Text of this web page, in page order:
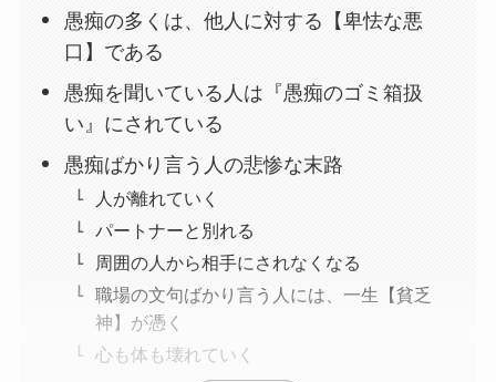
愚痴の多くは、他人に対する【卑怯な悪
口】である
愚痴を聞いている人は『愚痴のゴミ箱扱
い』にされている
愚痴ばかり言う人の悲惨な末路
人が離れていく
パートナーと別れる
周囲の人から相手にされなくなる
職場の文句ばかり言う人には、一生【貧乏
神】が憑く
心も体も壊れていく